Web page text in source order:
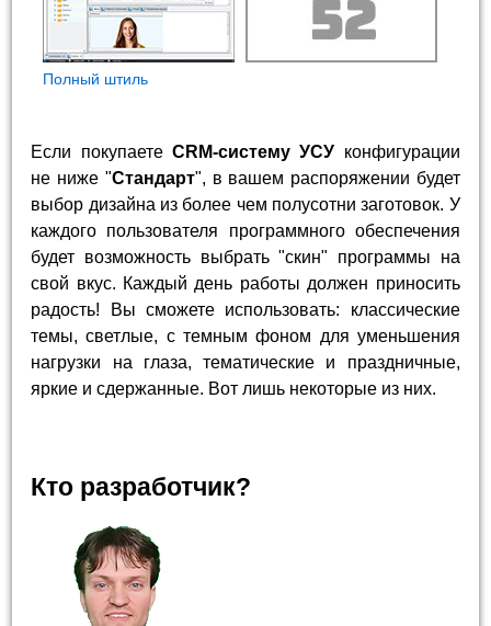
Полный штиль
Если покупаете CRM-систему УСУ конфигурации
не ниже "Стандарт", в вашем распоряжении будет
выбор дизайна из более чем полусотни заготовок. У
каждого пользователя программного обеспечения
будет возможность выбрать "скин" программы на
свой вкус. Каждый день работы должен приносить
радость! Вы сможете использовать: классические
темы, светлые, с темным фоном для уменьшения
нагрузки на глаза, тематические и праздничные,
яркие и сдержанные. Вот лишь некоторые из них.
Кто разработчик?